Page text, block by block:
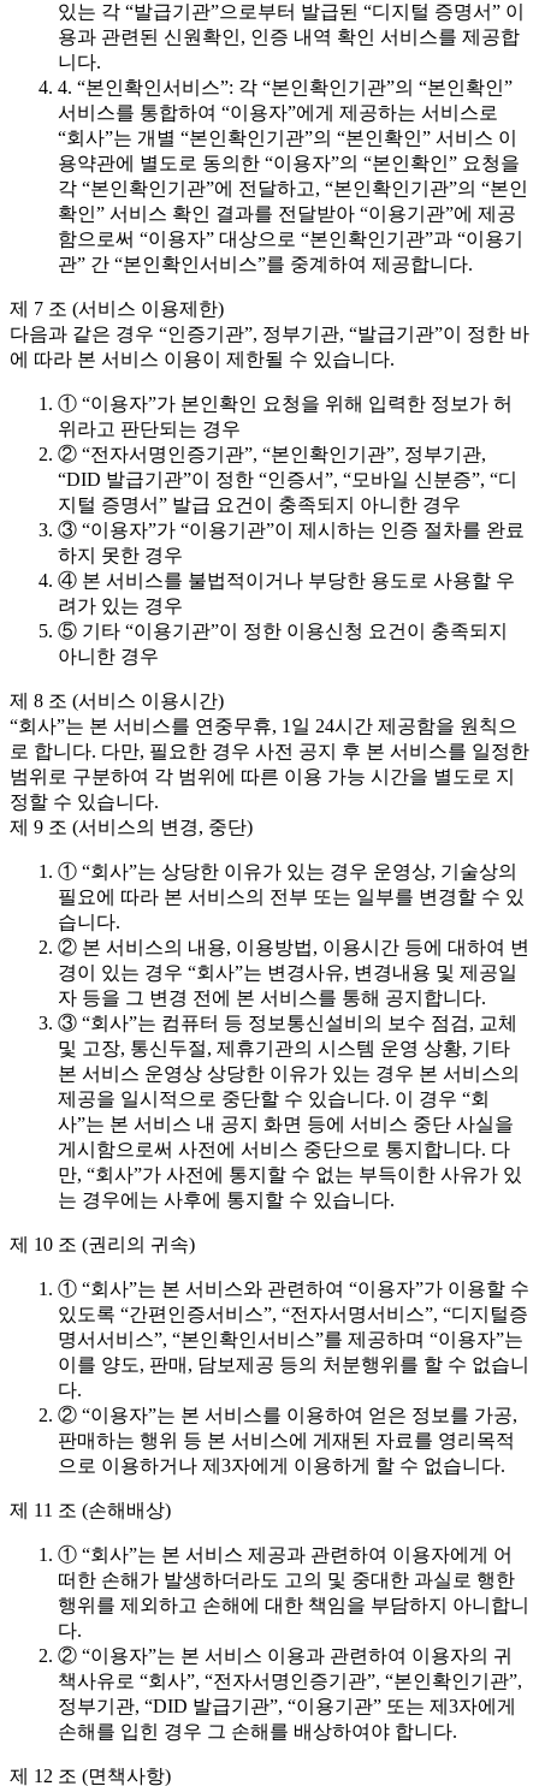
있는 각 “발급기관”으로부터 발급된 “디지털 증명서” 이
용과 관련된 신원확인, 인증 내역 확인 서비스를 제공합
니다.
4. “본인확인서비스”: 각 “본인확인기관”의 “본인확인”
서비스를 통합하여 “이용자”에게 제공하는 서비스로
“회사”는 개별 “본인확인기관”의 “본인확인” 서비스 이
용약관에 별도로 동의한 “이용자”의 “본인확인” 요청을
각 “본인확인기관”에 전달하고, “본인확인기관”의 “본인
확인” 서비스 확인 결과를 전달받아 “이용기관”에 제공
함으로써 “이용자” 대상으로 “본인확인기관”과 “이용기
관” 간 “본인확인서비스”를 중계하여 제공합니다.
제 7 조 (서비스 이용제한)
다음과 같은 경우 “인증기관”, 정부기관, “발급기관”이 정한 바
에 따라 본 서비스 이용이 제한될 수 있습니다.
① “이용자”가 본인확인 요청을 위해 입력한 정보가 허
위라고 판단되는 경우
② “전자서명인증기관”, “본인확인기관”, 정부기관,
“DID 발급기관”이 정한 “인증서”, “모바일 신분증”, “디
지털 증명서” 발급 요건이 충족되지 아니한 경우
③ “이용자”가 “이용기관”이 제시하는 인증 절차를 완료
하지 못한 경우
④ 본 서비스를 불법적이거나 부당한 용도로 사용할 우
려가 있는 경우
⑤ 기타 “이용기관”이 정한 이용신청 요건이 충족되지
아니한 경우
제 8 조 (서비스 이용시간)
“회사”는 본 서비스를 연중무휴, 1일 24시간 제공함을 원칙으
로 합니다. 다만, 필요한 경우 사전 공지 후 본 서비스를 일정한
범위로 구분하여 각 범위에 따른 이용 가능 시간을 별도로 지
정할 수 있습니다.
제 9 조 (서비스의 변경, 중단)
① “회사”는 상당한 이유가 있는 경우 운영상, 기술상의
필요에 따라 본 서비스의 전부 또는 일부를 변경할 수 있
습니다.
② 본 서비스의 내용, 이용방법, 이용시간 등에 대하여 변
경이 있는 경우 “회사”는 변경사유, 변경내용 및 제공일
자 등을 그 변경 전에 본 서비스를 통해 공지합니다.
③ “회사”는 컴퓨터 등 정보통신설비의 보수 점검, 교체
및 고장, 통신두절, 제휴기관의 시스템 운영 상황, 기타
본 서비스 운영상 상당한 이유가 있는 경우 본 서비스의
제공을 일시적으로 중단할 수 있습니다. 이 경우 “회
사”는 본 서비스 내 공지 화면 등에 서비스 중단 사실을
게시함으로써 사전에 서비스 중단으로 통지합니다. 다
만, “회사”가 사전에 통지할 수 없는 부득이한 사유가 있
는 경우에는 사후에 통지할 수 있습니다.
제 10 조 (권리의 귀속)
① “회사”는 본 서비스와 관련하여 “이용자”가 이용할 수
있도록 “간편인증서비스”, “전자서명서비스”, “디지털증
명서서비스”, “본인확인서비스”를 제공하며 “이용자”는
이를 양도, 판매, 담보제공 등의 처분행위를 할 수 없습니
다.
② “이용자”는 본 서비스를 이용하여 얻은 정보를 가공,
판매하는 행위 등 본 서비스에 게재된 자료를 영리목적
으로 이용하거나 제3자에게 이용하게 할 수 없습니다.
제 11 조 (손해배상)
① “회사”는 본 서비스 제공과 관련하여 이용자에게 어
떠한 손해가 발생하더라도 고의 및 중대한 과실로 행한
행위를 제외하고 손해에 대한 책임을 부담하지 아니합니
다.
② “이용자”는 본 서비스 이용과 관련하여 이용자의 귀
책사유로 “회사”, “전자서명인증기관”, “본인확인기관”,
정부기관, “DID 발급기관”, “이용기관” 또는 제3자에게
손해를 입힌 경우 그 손해를 배상하여야 합니다.
제 12 조 (면책사항)